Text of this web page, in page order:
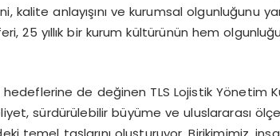
kalite anlayışını ve kurumsal olgunluğunu
25 yıllık bir kurum kültürünün hem
hedeflerine de değinen TLS Lojistik Yönetim
sürdürülebilir büyüme ve uluslararası